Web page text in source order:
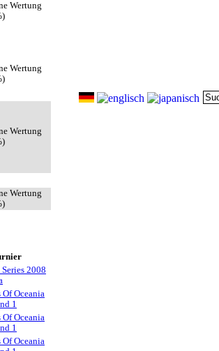
Wertung
Wertung
Wertung
Wertung
2008
Oceania
1
Oceania
1
Oceania